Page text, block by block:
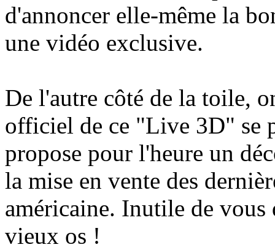
d'annoncer elle-même la
une vidéo exclusive.
De l'autre côté de la toile,
officiel de ce "Live 3D" se
propose pour l'heure un
la mise en vente des
américaine. Inutile de vous
vieux os !